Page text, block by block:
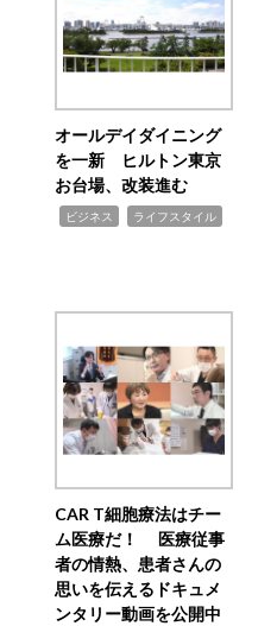
オールデイダイニング
を一新 ヒルトン東京
お台場、改装進む
ビジネス ライフスタイル
CAR T細胞療法はチー
ム医療だ！ 医療従事
者の情熱、患者さんの
思いを伝えるドキュメ
ンタリー動画を公開中